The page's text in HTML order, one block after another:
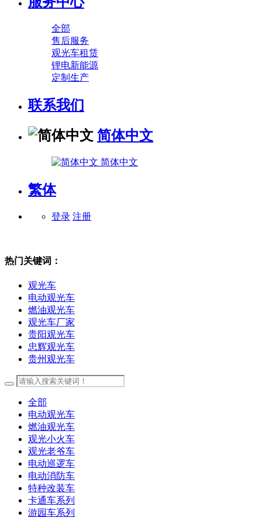
全部
售后服务
观光车租赁
锂电新能源
定制生产
联系我们
简体中文
简体中文
繁体
登录 注册
热门关键词：
观光车
电动观光车
燃油观光车
观光车厂家
贵阳观光车
忠辉观光车
贵州观光车
全部
电动观光车
燃油观光车
观光小火车
观光老爷车
电动巡逻车
电动消防车
特种改装车
卡通车系列
游园车系列